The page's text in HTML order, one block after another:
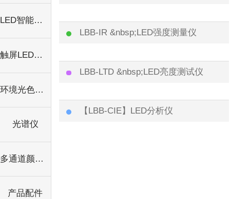
LED智能测试探头(Probe30)
触屏LED分析仪OneTouch系列
环境光色温照度采集器
光谱仪
多通道颜色传感器
产品配件
LBB-IR &nbsp;LED强度测量仪
LBB-LTD &nbsp;LED亮度测试仪
【LBB-CIE】LED分析仪